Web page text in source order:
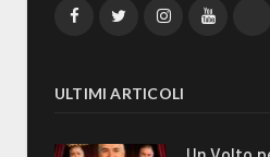
FacebookTwitterInstagramYouTube
ULTIMI ARTICOLI